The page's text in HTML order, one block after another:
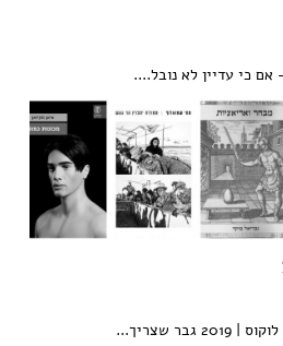
אם כי עדיין לא נובל....